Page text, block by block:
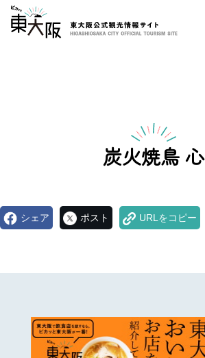
炭火焼鳥 心​
シェア ポスト URLをコピー